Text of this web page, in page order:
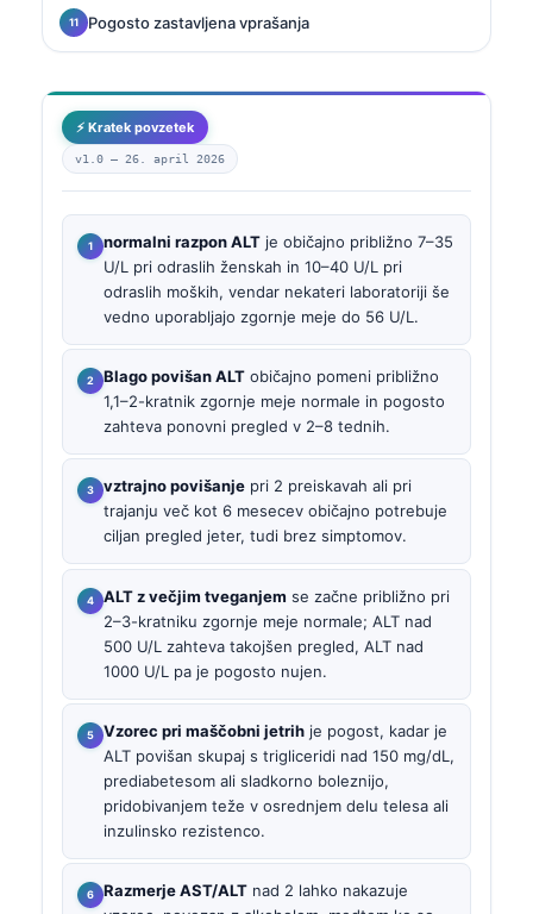
Pogosto zastavljena vprašanja
⚡ Kratek povzetek
v1.0 — 26. april 2026
normalni razpon ALT je običajno približno 7–35
U/L pri odraslih ženskah in 10–40 U/L pri
odraslih moških, vendar nekateri laboratoriji še
vedno uporabljajo zgornje meje do 56 U/L.
Blago povišan ALT običajno pomeni približno
1,1–2-kratnik zgornje meje normale in pogosto
zahteva ponovni pregled v 2–8 tednih.
vztrajno povišanje pri 2 preiskavah ali pri
trajanju več kot 6 mesecev običajno potrebuje
ciljan pregled jeter, tudi brez simptomov.
ALT z večjim tveganjem se začne približno pri
2–3-kratniku zgornje meje normale; ALT nad
500 U/L zahteva takojšen pregled, ALT nad
1000 U/L pa je pogosto nujen.
Vzorec pri maščobni jetrih je pogost, kadar je
ALT povišan skupaj s trigliceridi nad 150 mg/dL,
prediabetesom ali sladkorno boleznijo,
pridobivanjem teže v osrednjem delu telesa ali
inzulinsko rezistenco.
Razmerje AST/ALT nad 2 lahko nakazuje